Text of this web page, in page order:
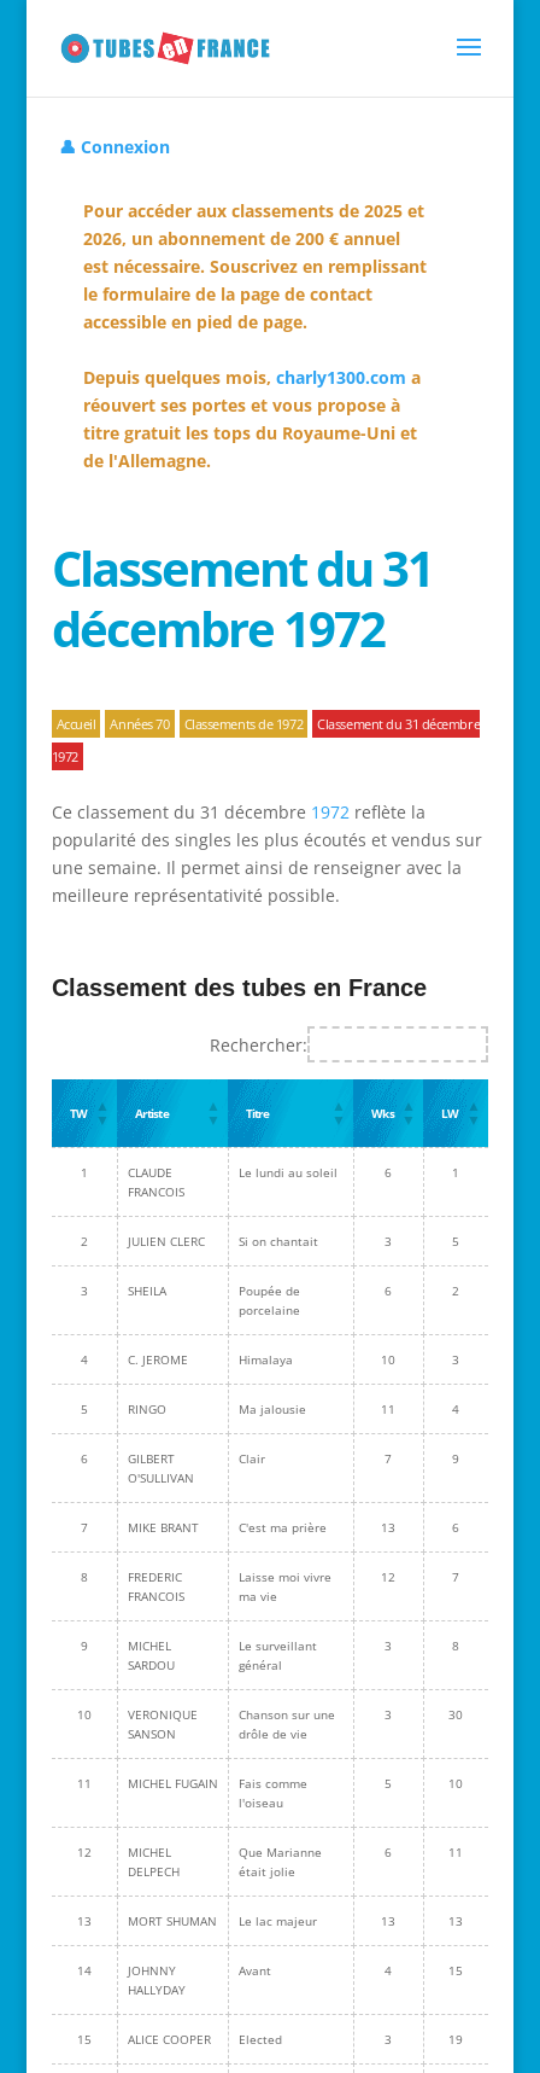
👤 Connexion
Pour accéder aux classements de 2025 et
2026, un abonnement de 200 € annuel
est nécessaire. Souscrivez en remplissant
le formulaire de la page de contact
accessible en pied de page.
Depuis quelques mois, charly1300.com a
réouvert ses portes et vous propose à
titre gratuit les tops du Royaume-Uni et
de l'Allemagne.
Classement du 31
décembre 1972
Accueil Années 70 Classements de 1972
Classement du 31 décembre
1972
Ce classement du 31 décembre 1972reflète la
popularité des singles les plus écoutés et vendus sur
une semaine. Il permet ainsi de renseigner avec la
meilleure représentativité possible.
Classement des tubes en France
Rechercher:
TW Artiste Titre Wks LW
1
CLAUDE
FRANCOIS
Le lundi au soleil 6 1
2 JULIEN CLERC Si on chantait 3 5
3 SHEILA
Poupée de
porcelaine
6 2
4 C. JEROME Himalaya 10 3
5 RINGO Ma jalousie 11 4
6
GILBERT
O'SULLIVAN
Clair 7 9
7 MIKE BRANT C'est ma prière 13 6
8
FREDERIC
FRANCOIS
Laisse moi vivre
ma vie
12 7
9
MICHEL
SARDOU
Le surveillant
général
3 8
10
VERONIQUE
SANSON
Chanson sur une
drôle de vie
3 30
11 MICHEL FUGAIN
Fais comme
l'oiseau
5 10
12
MICHEL
DELPECH
Que Marianne
était jolie
6 11
13 MORT SHUMAN Le lac majeur 13 13
14
JOHNNY
HALLYDAY
Avant 4 15
15 ALICE COOPER Elected 3 19